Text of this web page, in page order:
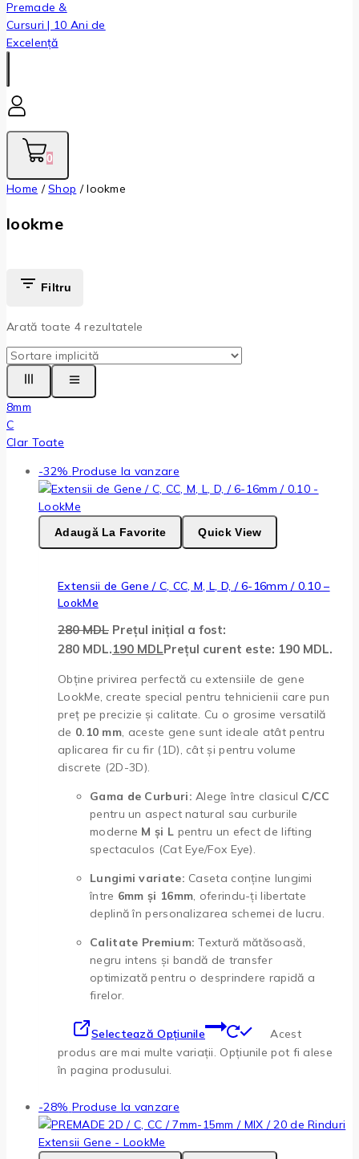
0
Home / Shop / lookme
lookme
Filtru
Arată toate 4rezultatele
8mm
C
Clar Toate
-32% Produse la vanzare
Adaugă La Favorite Quick View
Extensii de Gene / C, CC, M, L, D, / 6-16mm / 0.10 –
LookMe
280MDL Prețul inițial a fost:
280 MDL.190 MDLPrețul curent este: 190 MDL.
Obține privirea perfectă cu extensiile de gene
LookMe, create special pentru tehnicienii care pun
preț pe precizie și calitate. Cu o grosime versatilă
de 0.10 mm, aceste gene sunt ideale atât pentru
aplicarea fir cu fir (1D), cât și pentru volume
discrete (2D-3D).
Gama de Curburi: Alege între clasicul C/CC
pentru un aspect natural sau curburile
moderne M și L pentru un efect de lifting
spectaculos (Cat Eye/Fox Eye).
Lungimi variate: Caseta conține lungimi
între 6mm și 16mm, oferindu-ți libertate
deplină în personalizarea schemei de lucru.
Calitate Premium: Textură mătăsoasă,
negru intens și bandă de transfer
optimizată pentru o desprindere rapidă a
firelor.
Selectează Opțiunile
Acest
produs are mai multe variații. Opțiunile pot fi alese
în pagina produsului.
-28% Produse la vanzare